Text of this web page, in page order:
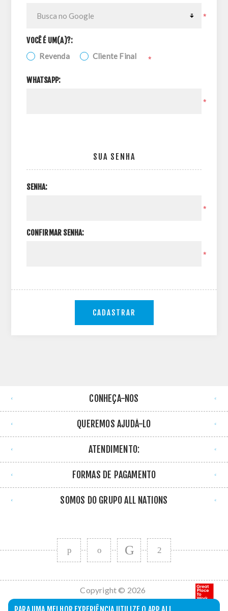
*
VOCÊ É UM(A)?:
Revenda Cliente Final *
WHATSAPP:
*
SUA SENHA
SENHA:
*
CONFIRMAR SENHA:
*
CADASTRAR
CONHEÇA-NOS
QUEREMOS AJUDÁ-LO
ATENDIMENTO:
FORMAS DE PAGAMENTO
SOMOS DO GRUPO ALL NATIONS
Copyright © 2026
All Nations. Todos